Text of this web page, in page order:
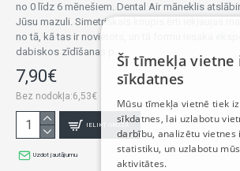
no 0 līdz 6 mēnešiem. Dental Air māneklis
Jūsu mazuli. Simetriskais knupis ērti iekļaujas
no tā, kā tas ir novietots, un tā formu iesaka
dabiskos zīdīšanas p..
7,90€
Bez nodokļa:6,53€
IELIKT GROZĀ
Uzdot jautājumu
Šī tīmekļa vietne
sīkdatnes
Mūsu tīmekļa vietnē tiek
sīkdatnes, lai uzlabotu
darbību, analizētu vietnes
statistiku, un uzlabotu
aktivitātes.